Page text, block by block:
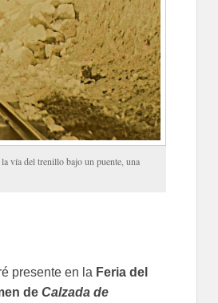
vía del trenillo bajo un puente, una
presente en la Feria del
de Calzada de